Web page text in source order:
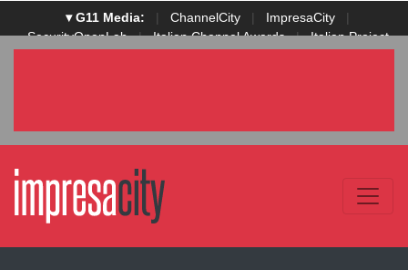
▾ G11 Media: | ChannelCity | ImpresaCity
|
SecurityOpenLab | Italian Channel Awards | Italian Project